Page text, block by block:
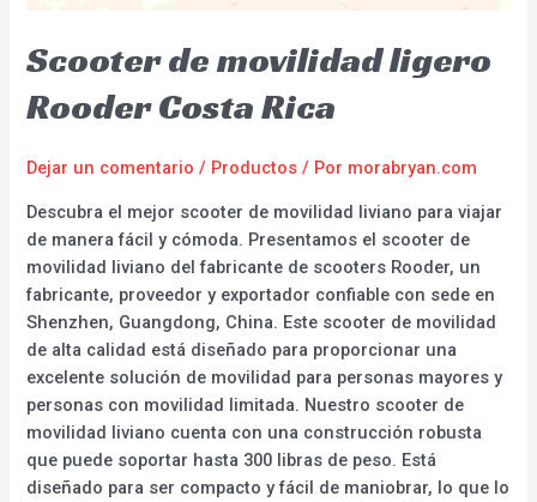
Scooter de movilidad ligero
Rooder Costa Rica
Dejar un comentario / Productos / Por morabryan.com
Descubra el mejor scooter de movilidad liviano para viajar
de manera fácil y cómoda. Presentamos el scooter de
movilidad liviano del fabricante de scooters Rooder, un
fabricante, proveedor y exportador confiable con sede en
Shenzhen, Guangdong, China. Este scooter de movilidad
de alta calidad está diseñado para proporcionar una
excelente solución de movilidad para personas mayores y
personas con movilidad limitada. Nuestro scooter de
movilidad liviano cuenta con una construcción robusta
que puede soportar hasta 300 libras de peso. Está
diseñado para ser compacto y fácil de maniobrar, lo que lo